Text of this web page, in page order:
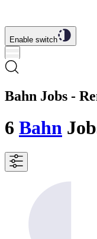
Enable switch
Bahn Jobs -
6 Bahn